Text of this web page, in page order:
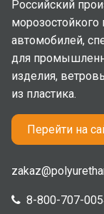
Российский
морозостойкого
автомобилей,
для
изделия,
из пластика.
Перейти на
8-800-707-